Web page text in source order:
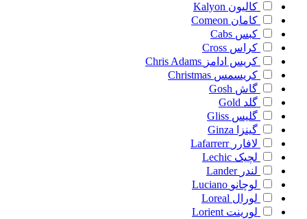
کالیون Kalyon
کامان Comeon
کبس Cabs
کراس Cross
کریس ادامز Chris Adams
کریسمس Christmas
گاش Gosh
گلد Gold
گلیس Gliss
گینزا
Ginza
لافارر Lafarrerr
لچیک Lechic
لندر Lander
لوچانو Luciano
لورال Loreal
لورینت Lorient